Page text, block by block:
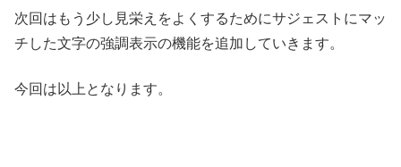
次回はもう少し見栄えをよくするためにサジェストにマッ
チした文字の強調表示の機能を追加していきます。
今回は以上となります。